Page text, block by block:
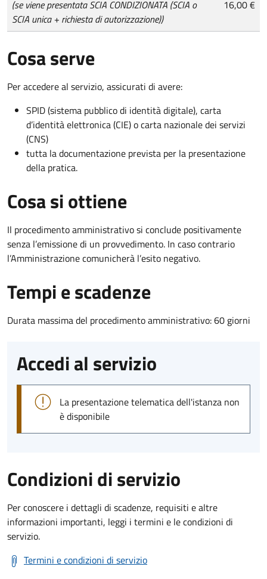
(se viene presentata SCIA CONDIZIONATA (SCIA o
SCIA unica + richiesta di autorizzazione))
16,00 €
Cosa serve
Per accedere al servizio, assicurati di avere:
SPID (sistema pubblico di identità digitale), carta
d’identità elettronica (CIE) o carta nazionale dei servizi
(CNS)
tutta la documentazione prevista per la presentazione
della pratica.
Cosa si ottiene
Il procedimento amministrativo si conclude positivamente
senza l’emissione di un provvedimento. In caso contrario
l’Amministrazione comunicherà l’esito negativo.
Tempi e scadenze
Durata massima del procedimento amministrativo: 60 giorni
Accedi al servizio
La presentazione telematica dell'istanza non
è disponibile
Condizioni di servizio
Per conoscere i dettagli di scadenze, requisiti e altre
informazioni importanti, leggi i termini e le condizioni di
servizio.
Termini e condizioni di servizio